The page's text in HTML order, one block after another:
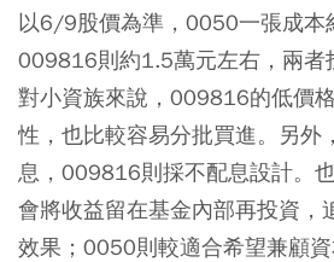
以6/9股價為準，0050一張成本
009816則約1.5萬元左右，兩者
對小資族來說，009816的低價
性，也比較容易分批買進。另外
息，009816則採不配息設計。
會將收益留在基金內部再投資，
效果；0050則較適合希望兼顧